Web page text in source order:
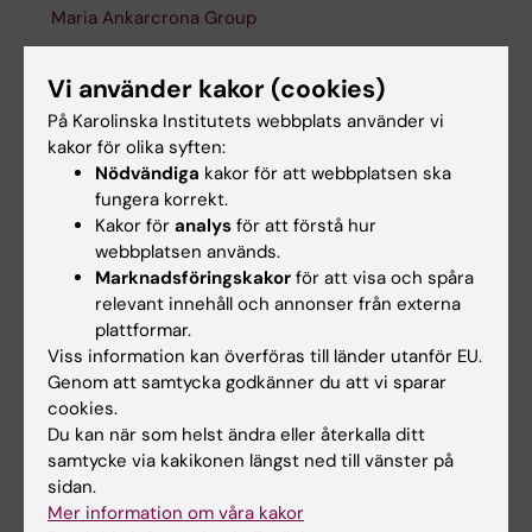
Maria Ankarcrona Group
Maria Ankarcrona
Neurodegenerativa sjukdomar Neurobiologi
Metabolism Farmakologi Alzheimers sjukdom
Uppdaterad av:
Webb Admin
2018-02-06
Dela
Vi använder kakor (cookies)
På Karolinska Institutets webbplats använder vi
kakor för olika syften:
Nödvändiga kakor för att webbplatsen ska
fungera korrekt.
Kakor för analys för att förstå hur
webbplatsen används.
Marknadsföringskakor för att visa och spåra
relevant innehåll och annonser från externa
plattformar.
Viss information kan överföras till länder utanför EU.
Genom att samtycka godkänner du att vi sparar
cookies.
Du kan när som helst ändra eller återkalla ditt
samtycke via kakikonen längst ned till vänster på
sidan.
Mer information om våra kakor